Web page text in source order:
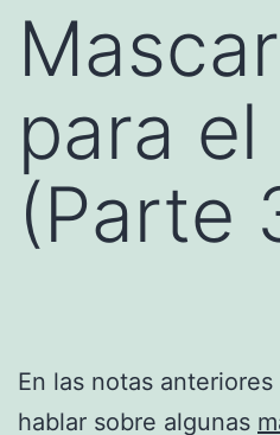
para
(Parte
En las notas
hablar sobre algunas